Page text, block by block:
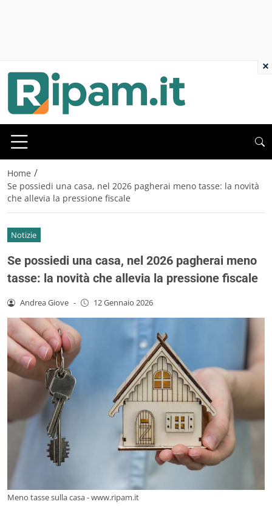
Home /
Se possiedi una casa, nel 2026 pagherai meno tasse: la novità
che allevia la pressione fiscale
Notizie
Se possiedi una casa, nel 2026 pagherai meno
tasse: la novità che allevia la pressione fiscale
Andrea Giove - 12 Gennaio 2026
Meno tasse sulla casa - www.ripam.it
×